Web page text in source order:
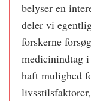
belyser en
deler vi
forskerne
medicinindtag
haft mulighed